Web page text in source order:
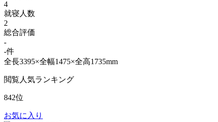
4
就寝人数
2
総合評価
-
-件
全長3395×全幅1475×全高1735mm
閲覧人気ランキング
842位
お気に入り